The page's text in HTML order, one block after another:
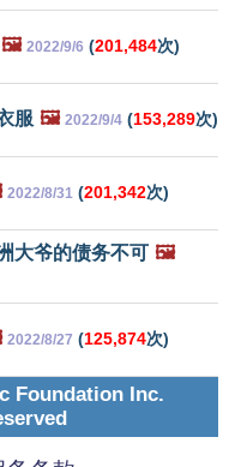
🖼️ 2022/9/6 (201,484次)
服 🖼️ 2022/9/4 (153,289次)
2022/8/31 (201,342次)
大爷的债务不可 🖼️
2022/8/27 (125,874次)
Foundation Inc.